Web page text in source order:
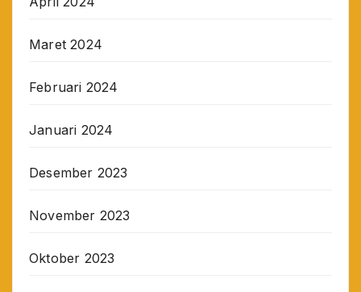
Maret 2024
Februari 2024
Januari 2024
Desember 2023
November 2023
Oktober 2023